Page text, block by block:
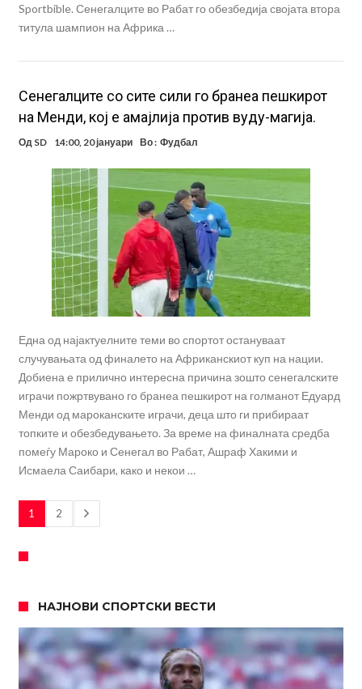
Sportbible. Сенегалците во Рабат го обезбедија својата втора
титула шампион на Африка …
Сенегалците со сите сили го бранеа пешкирот
на Менди, кој е амајлија против вуду-магија.
Од SD 14:00, 20 јануари Во : Фудбал
Една од најактуелните теми во спортот остануваат
случувањата од финалето на Африканскиот куп на нации.
Добиена е прилично интересна причина зошто сенегалските
играчи пожртвувано го бранеа пешкирот на голманот Едуард
Менди од мароканските играчи, деца што ги прибираат
топките и обезбедувањето. За време на финалната средба
помеѓу Мароко и Сенегал во Рабат, Ашраф Хакими и
Исмаела Саибари, како и некои …
1 2
НАЈНОВИ СПОРТСКИ ВЕСТИ